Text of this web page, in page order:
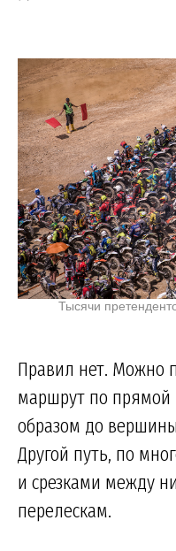
Тысячи
Правил нет. Можно
маршрут по прямой
образом до
Другой путь, по
и срезками между
перелескам.